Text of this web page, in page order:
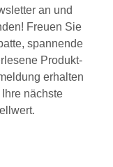
an und
Freuen Sie
spannende
Produkt-
erhalten
Ihre nächste